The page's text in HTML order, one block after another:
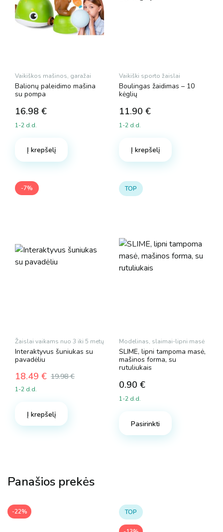
Vaikiškos mašinos, garažai
Balionų paleidimo mašina
su pompa
16.98 €
1-2 d.d.
Į krepšelį
Vaikiški sporto žaislai
Boulingas žaidimas – 10
kėglių
11.90 €
1-2 d.d.
Į krepšelį
-7%
Žaislai vaikams nuo 3 iki 5 metų
Interaktyvus šuniukas su
pavadėliu
19.98€
Original
price
19.98 €.
18.49 €
Current
price
18.49 €.
1-2 d.d.
Į krepšelį
TOP
Modelinas, slaimai-lipni masė
SLIME, lipni tampoma masė,
mašinos forma, su
rutuliukais
0.90 €
1-2 d.d.
Pasirinkti
Panašios prekės
-22% TOP